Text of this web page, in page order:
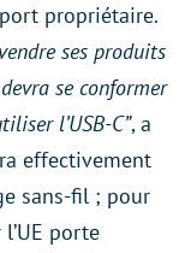
propriétaire.
ses produits
se conformer
l’USB-C”, a
effectivement
sans-fil ; pour
porte